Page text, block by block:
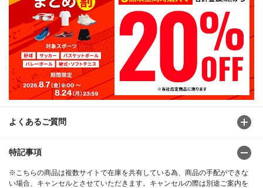
よくあるご質問
特記事項
※こちらの商品は複数サイトで在庫を共有している為、商品の手配ができな
い場合、キャンセルとさせていただきます。キャンセルの際は別途ご案内を